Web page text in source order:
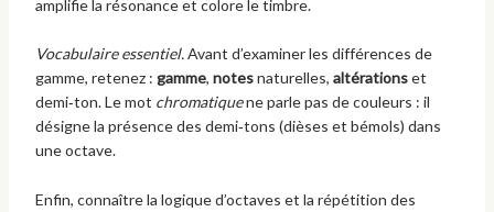
amplifie la résonance et colore le timbre.
Vocabulaire essentiel.Avant d’examiner les différences de
gamme, retenez : gamme, notesnaturelles, altérationset
demi‑ton. Le mot chromatiquene parle pas de couleurs : il
désigne la présence des demi‑tons (dièses et bémols) dans
une octave.
Enfin, connaître la logique d’octaves et la répétition des